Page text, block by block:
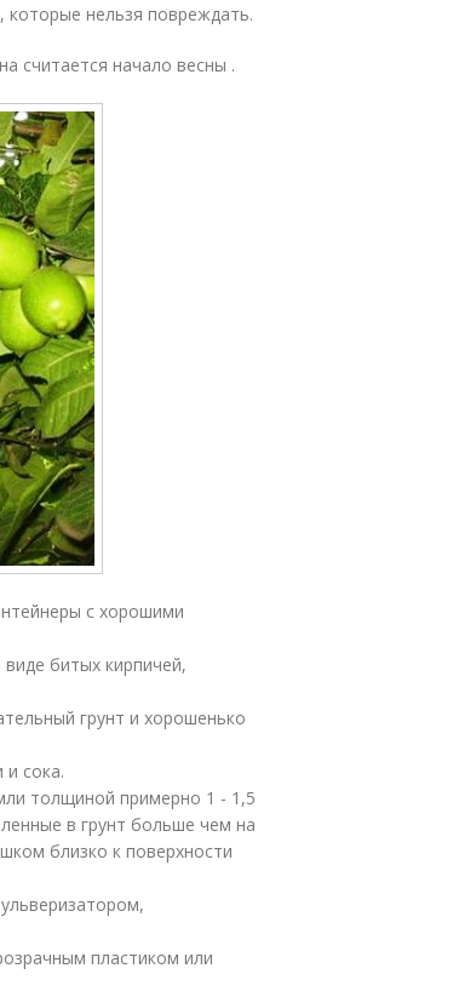
которые нельзя повреждать.
считается начало весны .
с хорошими
битых кирпичей,
грунт и хорошенько
сока.
толщиной примерно 1 - 1,5
в грунт больше чем на
близко к поверхности
пластиком или